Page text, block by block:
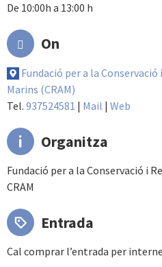
De 10:00h a 13:00 h
On
Fundació per a la Conservació
Marins (CRAM)
Tel. 937524581 | Mail | Web
Organitza
Fundació per a la Conservació i
CRAM
Entrada
Cal comprar l’entrada per